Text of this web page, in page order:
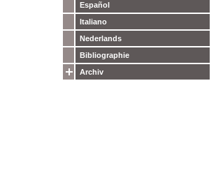
Español
Italiano
Nederlands
Bibliographie
Archiv